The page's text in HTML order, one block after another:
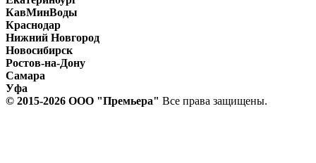
КавМинВоды
Краснодар
Нижний Новгород
Новосибирск
Ростов-на-Дону
Самара
Уфа
© 2015-2026 ООО "Прeмьера" Все права защищены.